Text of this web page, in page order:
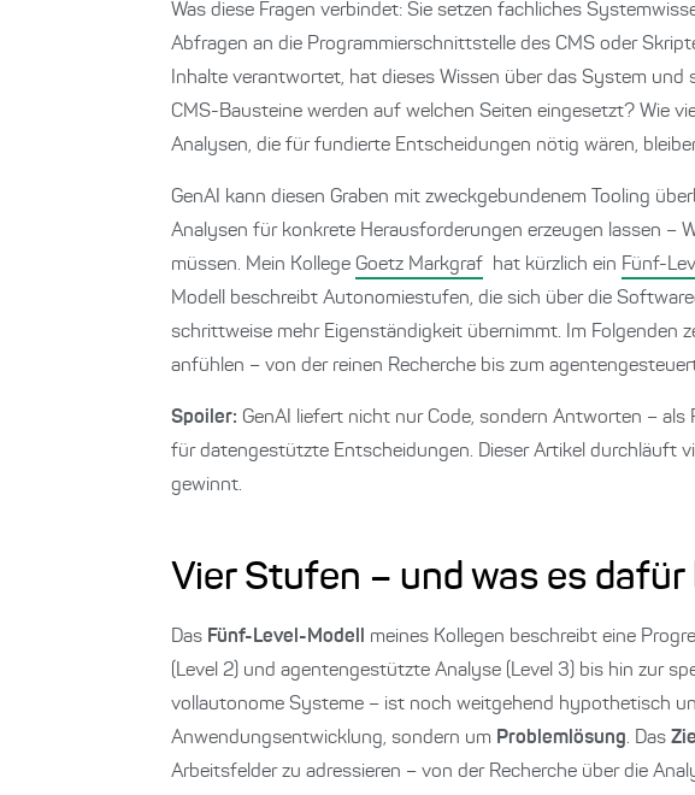
Was diese Fragen verbindet: Sie setzen fachliches
Abfragen an die Programmierschnittstelle des CMS oder
Inhalte verantwortet, hat dieses Wissen über das System und
CMS-Bausteine werden auf welchen Seiten eingesetzt? Wie
Analysen, die für fundierte Entscheidungen nötig wären,
GenAI kann diesen Graben mit zweckgebundenem Tooling
Analysen für konkrete Herausforderungen erzeugen lassen –
müssen. Mein Kollege Goetz Markgraf hat kürzlich ein Fünf-
Modell beschreibt Autonomiestufen, die sich über die
schrittweise mehr Eigenständigkeit übernimmt. Im Folgenden
anfühlen – von der reinen Recherche bis zum
Spoiler: GenAI liefert nicht nur Code, sondern Antworten –
für datengestützte Entscheidungen. Dieser Artikel durchläuft
gewinnt.
Vier Stufen – und was es
Das Fünf-Level-Modell
meines Kollegen beschreibt eine
(Level 2) und agentengestützte Analyse (Level 3) bis hin zur
vollautonome Systeme – ist noch weitgehend hypothetisch
Anwendungsentwicklung, sondern um Problemlösung. Das Ziel
Arbeitsfelder zu adressieren – von der Recherche über die